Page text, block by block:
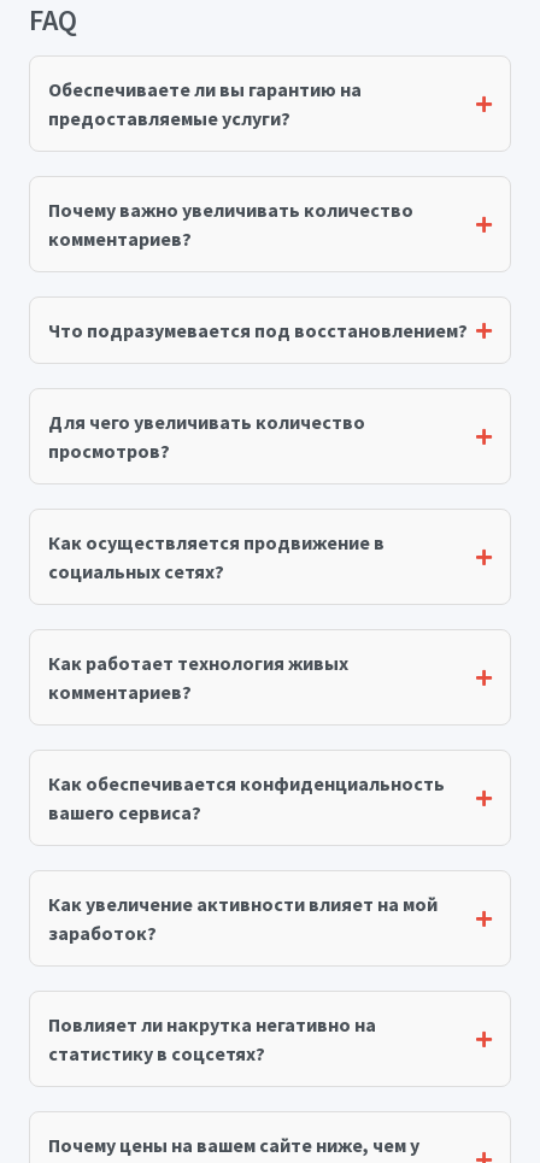
FAQ
Обеспечиваете ли вы гарантию на
предоставляемые услуги?
Почему важно увеличивать количество
комментариев?
Что подразумевается под восстановлением?
Для чего увеличивать количество
просмотров?
Как осуществляется продвижение в
социальных сетях?
Как работает технология живых
комментариев?
Как обеспечивается конфиденциальность
вашего сервиса?
Как увеличение активности влияет на мой
заработок?
Повлияет ли накрутка негативно на
статистику в соцсетях?
Почему цены на вашем сайте ниже, чем у